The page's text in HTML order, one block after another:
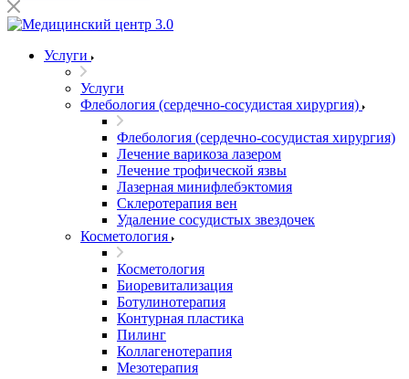
Услуги
Услуги
Флебология (сердечно-сосудистая хирургия)
Флебология (сердечно-сосудистая хирургия)
Лечение варикоза лазером
Лечение трофической язвы
Лазерная минифлебэктомия
Cклеротерапия вен
Удаление сосудистых звездочек
Косметология
Косметология
Биоревитализация
Ботулинотерапия
Контурная пластика
Пилинг
Коллагенотерапия
Мезотерапия